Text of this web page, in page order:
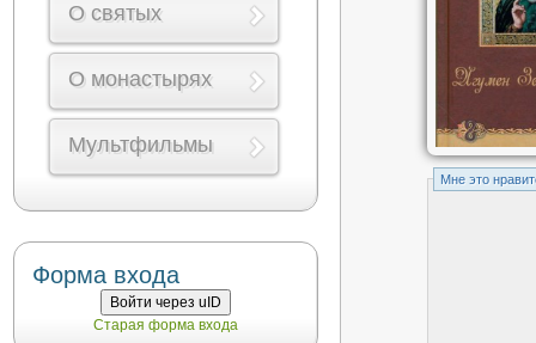
Mне это
О святых
О монастырях
Мультфильмы
Форма входа
Войти через uID
Старая форма входа